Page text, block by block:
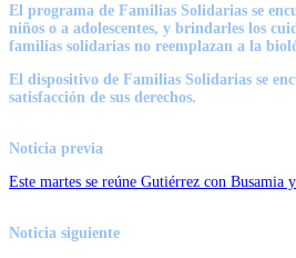
El programa de Familias Solidarias se
niños o a adolescentes, y brindarles los
familias solidarias no reemplazan a la
El dispositivo de Familias Solidarias se
satisfacción de sus derechos.
Noticia previa
Este martes se reúne Gutiérrez con Busamia
Noticia siguiente